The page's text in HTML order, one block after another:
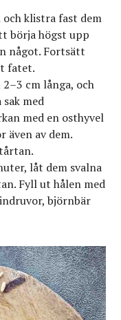
klistra fast dem
börja högst upp
något. Fortsätt
fatet.
cm långa, och
med
med en osthyvel
även av dem.
låt dem svalna
Fyll ut hålen med
björnbär